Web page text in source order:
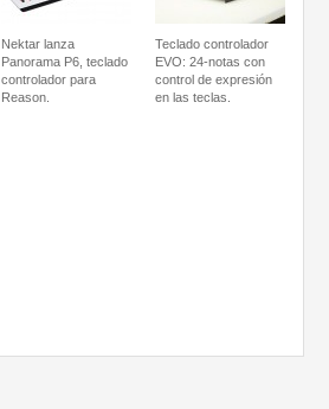
Nektar lanza
Panorama P6, teclado
controlador para
Reason.
Teclado controlador
EVO: 24-notas con
control de expresión
en las teclas.